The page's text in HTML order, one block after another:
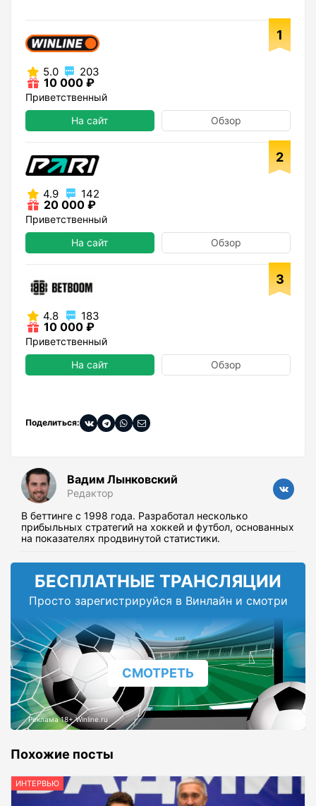
1
5.0 203
10 000 ₽
Приветственный
На сайт
Обзор
2
4.9 142
20 000 ₽
Приветственный
На сайт
Обзор
3
4.8 183
10 000 ₽
Приветственный
На сайт
Обзор
Поделиться:
Вадим Лынковский
Редактор
В беттинге с 1998 года. Разработал несколько
прибыльных стратегий на хоккей и футбол, основанных
на показателях продвинутой статистики.
БЕСПЛАТНЫЕ ТРАНСЛЯЦИИ
Просто зарегистрируйся в Винлайн и смотри
СМОТРЕТЬ
Реклама 18+ Winline.ru
Похожие посты
ИНТЕРВЬЮ